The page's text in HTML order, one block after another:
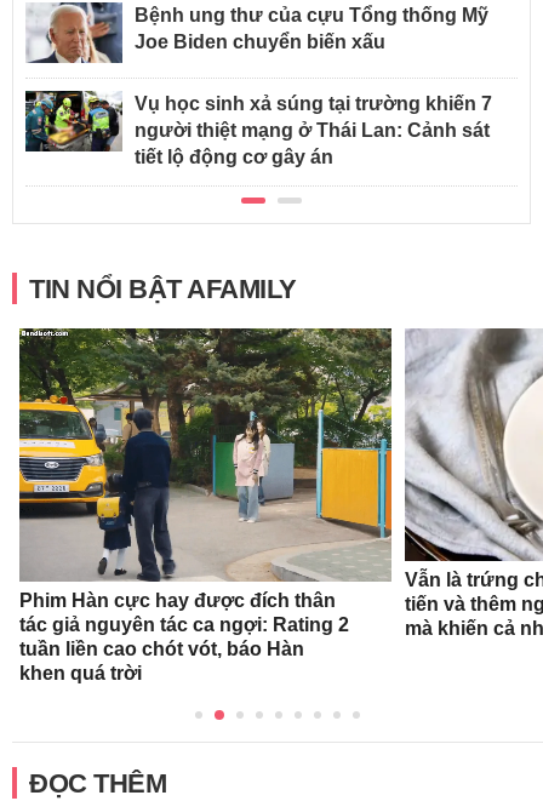
Bệnh ung thư của cựu Tổng thống Mỹ
Joe Biden chuyển biến xấu
Vụ học sinh xả súng tại trường khiến 7
người thiệt mạng ở Thái Lan: Cảnh sát
tiết lộ động cơ gây án
TIN NỔI BẬT AFAMILY
Phim Hàn cực hay được đích thân
tác giả nguyên tác ca ngợi: Rating 2
tuần liền cao chót vót, báo Hàn
khen quá trời
Vẫn là trứng
tiến và thêm
mà khiến cả
ĐỌC THÊM